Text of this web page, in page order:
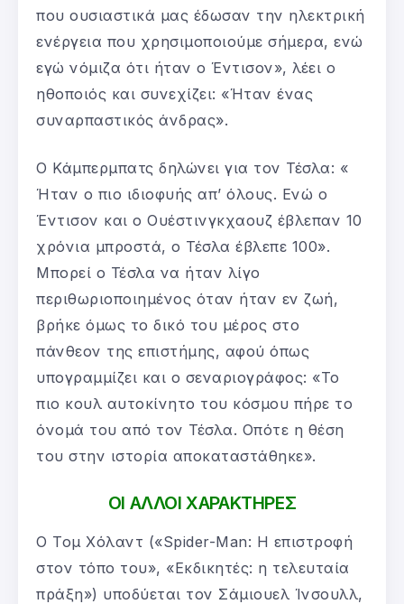
που ουσιαστικά μας έδωσαν την ηλεκτρική
ενέργεια που χρησιμοποιούμε σήμερα, ενώ
εγώ νόμιζα ότι ήταν ο Έντισον», λέει ο
ηθοποιός και συνεχίζει: «Ήταν ένας
συναρπαστικός άνδρας».
O Κάμπερμπατς δηλώνει για τον Τέσλα: «
Ήταν ο πιο ιδιοφυής απ’ όλους. Ενώ ο
Έντισον και ο Ουέστινγκχαουζ έβλεπαν 10
χρόνια μπροστά, ο Τέσλα έβλεπε 100».
Μπορεί ο Τέσλα να ήταν λίγο
περιθωριοποιημένος όταν ήταν εν ζωή,
βρήκε όμως το δικό του μέρος στο
πάνθεον της επιστήμης, αφού όπως
υπογραμμίζει και ο σεναριογράφος: «Το
πιο κουλ αυτοκίνητο του κόσμου πήρε το
όνομά του από τον Τέσλα. Οπότε η θέση
του στην ιστορία αποκαταστάθηκε».
ΟΙ ΑΛΛΟΙ ΧΑΡΑΚΤΗΡΕΣ
Ο Τομ Χόλαντ («Spider-Man: Η επιστροφή
στον τόπο του», «Εκδικητές: η τελευταία
πράξη») υποδύεται τον Σάμιουελ Ίνσουλλ,